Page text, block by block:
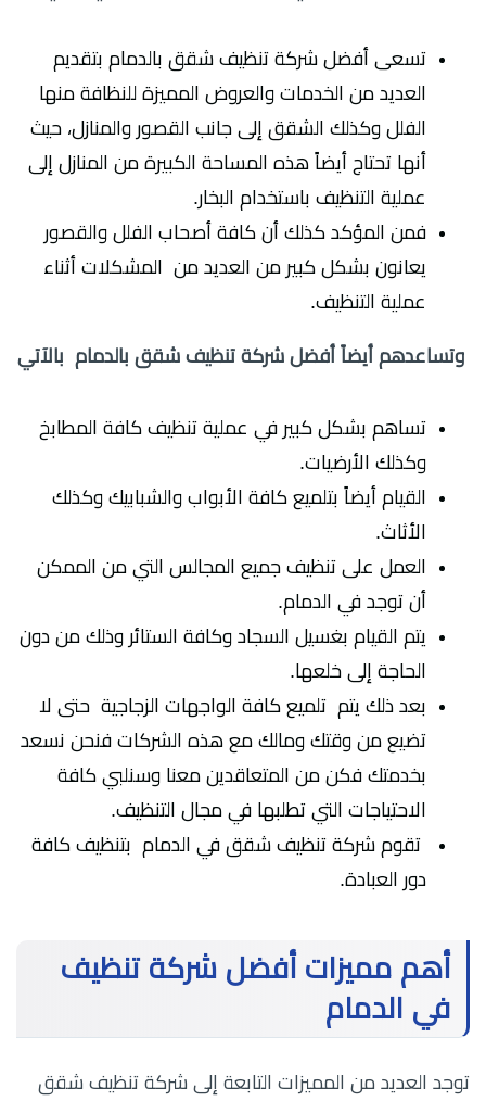
تسعى أفضل شركة تنظيف شقق بالدمام بتقديم
العديد من الخدمات والعروض المميزة للنظافة منها
الفلل وكذلك الشقق إلى جانب القصور والمنازل، حيث
أنها تحتاج أيضاً هذه المساحة الكبيرة من المنازل إلى
عملية التنظيف باستخدام البخار.
فمن المؤكد كذلك أن كافة أصحاب الفلل والقصور
يعانون بشكل كبير من العديد من المشكلات أثناء
عملية التنظيف.
وتساعدهم أيضاً أفضل شركة تنظيف شقق بالدمام بالآتي
تساهم بشكل كبير في عملية تنظيف كافة المطابخ
وكذلك الأرضيات.
القيام أيضاً بتلميع كافة الأبواب والشبابيك وكذلك
الأثاث.
العمل على تنظيف جميع المجالس التي من الممكن
أن توجد في الدمام.
يتم القيام بغسيل السجاد وكافة الستائر وذلك من دون
الحاجة إلى خلعها.
بعد ذلك يتم تلميع كافة الواجهات الزجاجية حتى لا
تضيع من وقتك ومالك مع هذه الشركات فنحن نسعد
بخدمتك فكن من المتعاقدين معنا وسنلبي كافة
الاحتياجات التي تطلبها في مجال التنظيف.
تقوم شركة تنظيف شقق في الدمام بتنظيف كافة
دور العبادة.
أهم مميزات أفضل شركة تنظيف
في الدمام
توجد العديد من المميزات التابعة إلى شركة تنظيف شقق